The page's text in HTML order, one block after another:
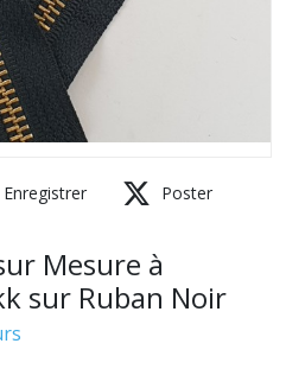
Enregistrer Poster
Mesure à
sur Ruban Noir